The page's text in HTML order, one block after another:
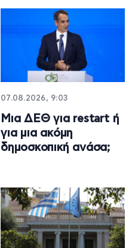
07.08.2026, 9:03
Μια ΔΕΘ για restart ή
για μια ακόμη
δημοσκοπική ανάσα;